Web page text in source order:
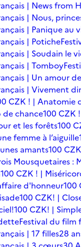
| News from
| Nous,
| Panique au
| Potiche
| Soudain le
| Tomboy
| Un amour
| Vivement
CZK ! | Anatomie
de chance100 CZK
et les forêts100
femme à l’aiguille
amants100
Mousquetaires :
100 CZK ! |
d'honneur100
100 CZK! |
100 CZK! |
Festival du film
| 17 filles28